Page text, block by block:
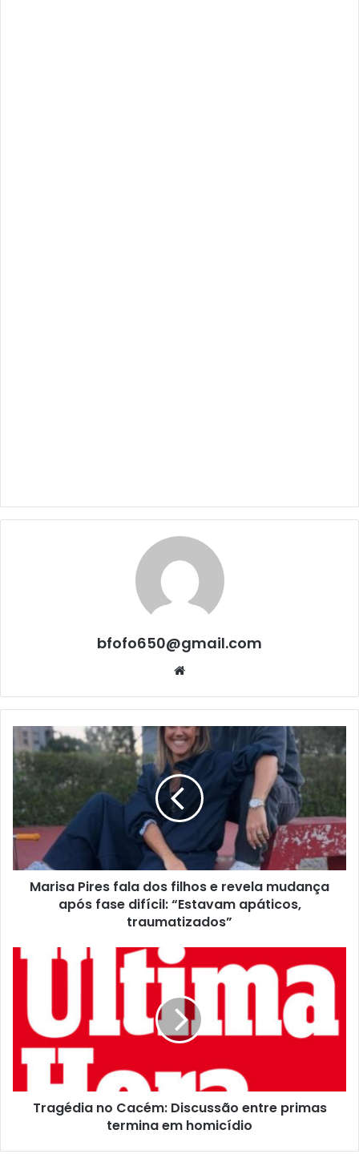
bfofo650@gmail.com
Website
Marisa Pires fala dos filhos e revela mudança
após fase difícil: “Estavam apáticos,
traumatizados”
Tragédia no Cacém: Discussão entre primas
termina em homicídio